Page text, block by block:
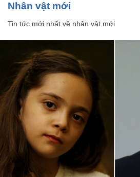
nhân vật mới
Tin tức mới nhất về nhân vật mới